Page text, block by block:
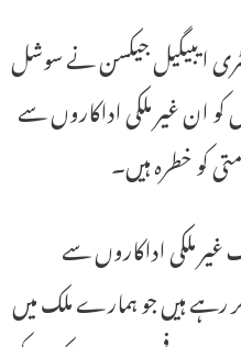
ایبیگیل جیکسن نے سوشل
کو ان غیر ملکی اداکاروں سے
کو خطرہ ہیں۔
ملکی اداکاروں سے
رہے ہیں جو ہمارے ملک میں